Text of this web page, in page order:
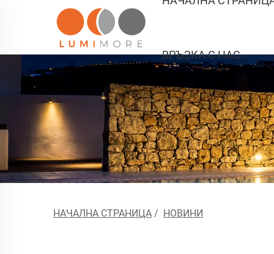
ВРЪЗКА С НАС
НАЧАЛНА СТРАНИЦА / НОВИНИ